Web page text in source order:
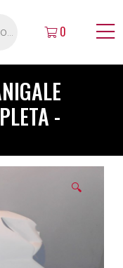
0
-
🔍